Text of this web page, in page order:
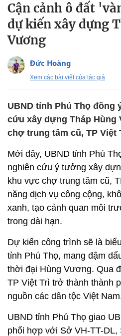
Cận cảnh ô đất
dự kiến xây dựng
Vương
Đức Hoàng
Xem các bài viết của tác giả
UBND tỉnh Phú Thọ
cứu xây dựng Tháp
chợ trung tâm cũ, TP Việt
Mới đây, UBND tỉnh Phú
nghiên cứu ý tưởng xây
khu vực chợ trung tâm cũ,
năng dịch vụ công cộng,
xanh, tạo cảnh quan môi
trong dài hạn.
Dự kiến công trình sẽ là
tỉnh Phú Thọ, mang đậm
thời đại Hùng Vương. Qua
TP Việt Trì trở thành thành
nguồn các dân tộc Việt
UBND tỉnh Phú Thọ giao
phối hợp với Sở VH-TT-